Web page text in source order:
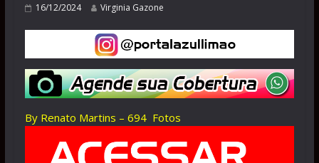
16/12/2024 Virginia Gazone
By Renato Martins – 694 Fotos